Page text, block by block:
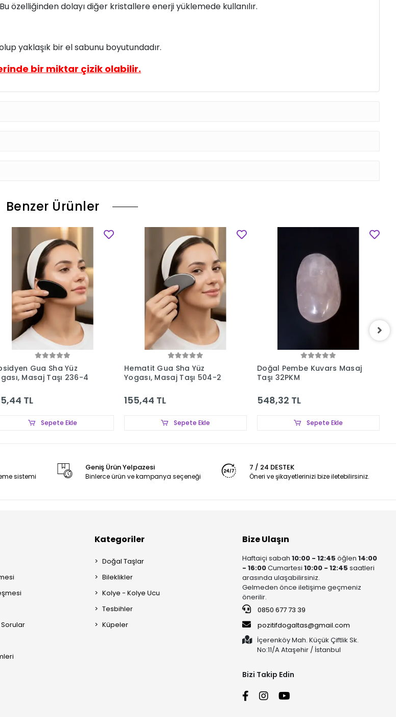
özelliğinden dolayı diğer kristallere enerji yüklemede kullanılır.
yaklaşık bir el sabunu boyutundadır.
bir miktar çizik olabilir.
Benzer Ürünler
Gua Sha Yüz
Masaj Taşı 236-4
TL
Sepete Ekle
Hematit Gua Sha Yüz
Yogası, Masaj Taşı 504-2
155,44 TL
Sepete Ekle
Doğal Pembe Kuvars Masaj
Taşı 32PKM
548,32 TL
Sepete Ekle
sistemi
Geniş Ürün Yelpazesi
Binlerce ürün ve kampanya seçeneği
7 / 24 DESTEK
Öneri ve şikayetlerinizi bize iletebilirsiniz.
Sorular
Kategoriler
Doğal Taşlar
Bileklikler
Kolye - Kolye Ucu
Tesbihler
Küpeler
Bize Ulaşın
Haftaiçi sabah10:00 - 12:45öğlen14:00
- 16:00Cumartesi 10:00 - 12:45 saatleri
arasında ulaşabilirsiniz.
Gelmeden önce iletişime geçmeniz
önerilir.
0850 677 73 39
pozitifdogaltas@gmail.com
İçerenköy Mah. Küçük Çiftlik Sk.
No:11/A Ataşehir / İstanbul
Bizi Takip Edin